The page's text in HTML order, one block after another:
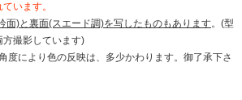
います。
面)と裏面(スエード調)を写したものもあります。(型
撮影しています)
度により色の反映は、多少かわります。御了承下さ